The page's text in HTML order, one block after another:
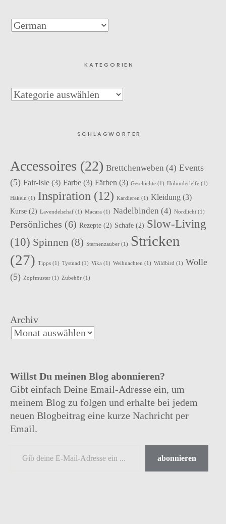
KATEGORIEN
SCHLAGWÖRTER
Accessoires (22) Brettchenweben (4) Events
(5) Fair-Isle (3) Farbe (3) Färben (3) Geschichte (1) Holunderlelfe (1)
Häkeln (1) Inspiration (12) Kardieren (1) Kleidung (3)
Kurse (2) Lavendelschaf (1) Macara (1) Nadelbinden (4) Nordlicht (1)
Persönliches (6) Rezepte (2) Schafe (2) Slow-Living
(10) Spinnen (8) Sternenzauber (1)
Stricken
(27) Tipps (1) Tystnad (1) Vika (1) Weihnachten (1) Wildbird (1) Wolle
(5) Zopfmuster (1) Zubehör (1)
Archiv
Willst Du meinen Blog abonnieren?
Gibt einfach Deine Email-Adresse ein, um
meinem Blog zu folgen und erhalte bei jedem
neuen Blogbeitrag eine kurze Nachricht per
Email.
abonnieren